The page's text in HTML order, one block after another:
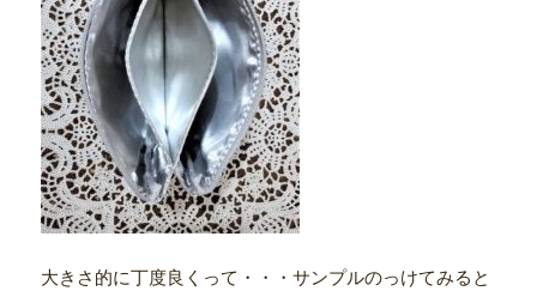
大きさ的に丁度良くって・・・サンプルのっけてみると